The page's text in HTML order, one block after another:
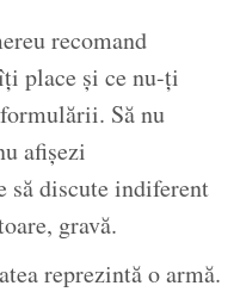
recomand
place și ce nu-ți
Să nu
afișezi
să discute indiferent
gravă.
reprezintă o armă.